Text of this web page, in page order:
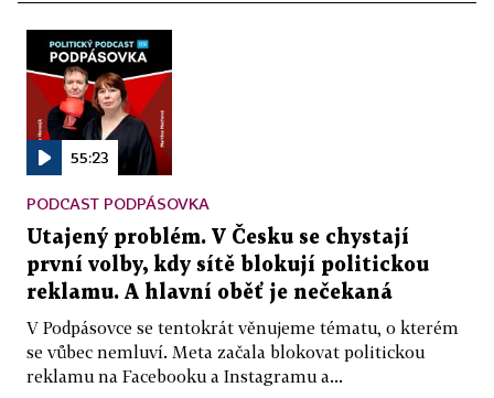
55:23
PODCAST PODPÁSOVKA
Utajený problém. V Česku se chystají
první volby, kdy sítě blokují politickou
reklamu. A hlavní oběť je nečekaná
V Podpásovce se tentokrát věnujeme tématu, o kterém
se vůbec nemluví. Meta začala blokovat politickou
reklamu na Facebooku a Instagramu a...